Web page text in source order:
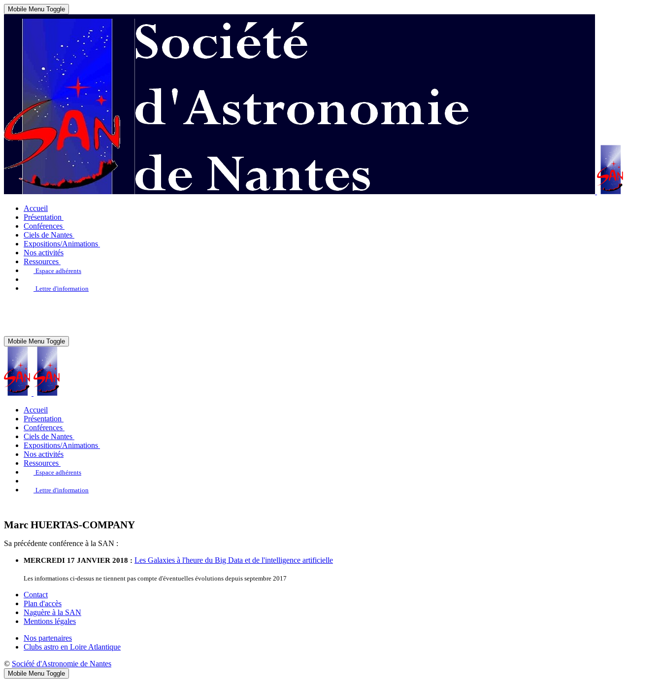
Mobile Menu Toggle
Accueil
Présentation
Conférences
Ciels de Nantes
Expositions/Animations
Nos activités
Ressources
Espace adhérents
Lettre d'information
Mobile Menu Toggle
Accueil
Présentation
Conférences
Ciels de Nantes
Expositions/Animations
Nos activités
Ressources
Espace adhérents
Lettre d'information
Marc HUERTAS-COMPANY
Sa précédente conférence à la SAN :
MERCREDI 17 JANVIER 2018 : Les Galaxies à l'heure du Big Data et de l'intelligence artificielle
Les informations ci-dessus ne tiennent pas compte d'éventuelles évolutions depuis septembre 2017
Contact
Plan d'accès
Naguère à la SAN
Mentions légales
Nos partenaires
Clubs astro en Loire Atlantique
© Société d'Astronomie de Nantes
Mobile Menu Toggle